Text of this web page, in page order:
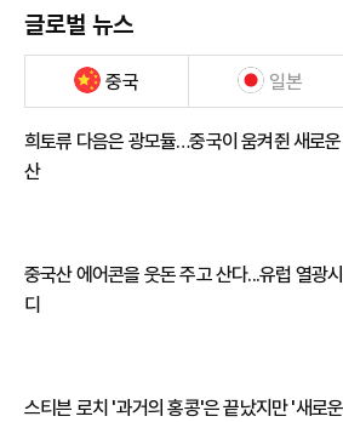
글로벌 뉴스
중국 일본
희토류 다음은 광모듈…중국이 움켜쥔 새로
산
중국산 에어콘을 웃돈 주고 산다...유럽 열광
디
스티븐 로치 '과거의 홍콩'은 끝났지만 '새로